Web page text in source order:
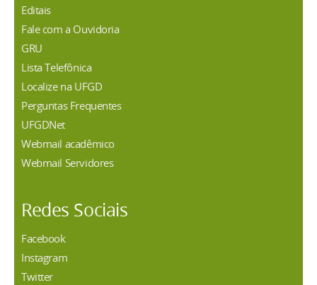
Editais
Fale com a Ouvidoria
GRU
Lista Telefônica
Localize na UFGD
Perguntas Frequentes
UFGDNet
Webmail acadêmico
Webmail Servidores
Redes Sociais
Facebook
Instagram
Twitter